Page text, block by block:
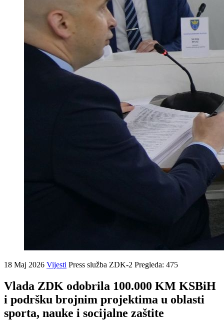
18 Maj 2026 Vijesti Press služba ZDK-2 Pregleda: 475
Vlada ZDK odobrila 100.000 KM KSBiH
i podršku brojnim projektima u oblasti
sporta, nauke i socijalne zaštite